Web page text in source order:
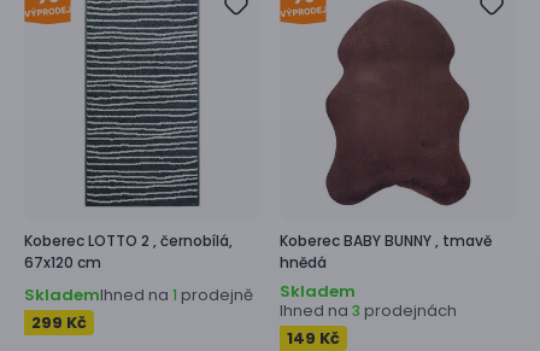
KoberecLOTTO 2 , černobílá,
67x120 cm
SklademIhned na 1 prodejně
299 Kč
KoberecBABY BUNNY , tmavě
hnědá
Skladem
Ihned na 3 prodejnách
149 Kč